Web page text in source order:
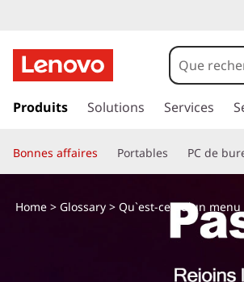
a
e
r
u
Produits Solutions Services
Bonnes affaires Portables PC de
Home> Glossary> Qu`est-ce qu`un menu